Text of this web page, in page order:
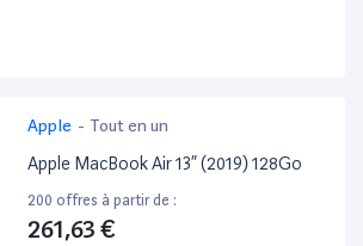
Apple - Tout en un
Apple MacBook Air 13” (2019) 128Go
200 offres à partir de :
261,63 €